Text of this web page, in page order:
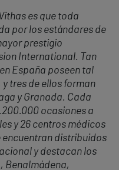
es que toda
por los estándares de
prestigio
International. Tan
España poseen tal
tres de ellos forman
y Granada. Cada
ocasiones a
y 26 centros médicos
encuentran distribuidos
y destacan los
Benalmádena,